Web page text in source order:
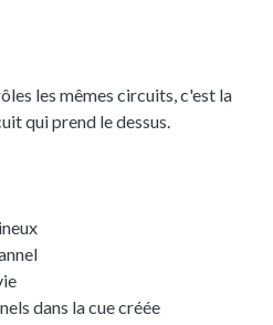
les mêmes circuits, c'est la
qui prend le dessus.
dans la cue créée